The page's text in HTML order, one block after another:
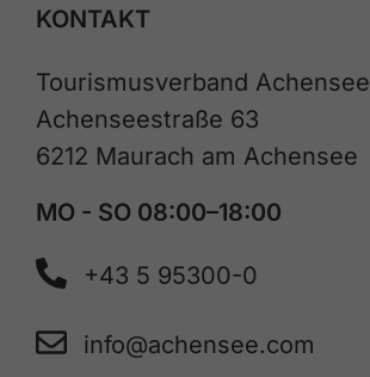
KONTAKT
Tourismusverband Achensee
Achenseestraße 63
6212 Maurach am Achensee
MO - SO 08:00–18:00
+43 5 95300-0
info@achensee.com